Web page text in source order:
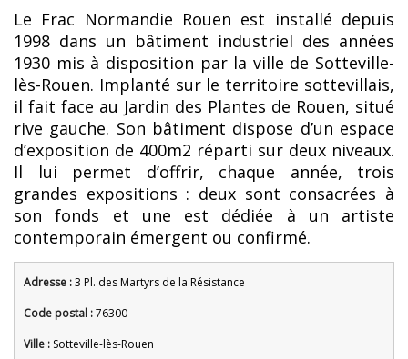
Le Frac Normandie Rouen est installé depuis
1998 dans un bâtiment industriel des années
1930 mis à disposition par la ville de Sotteville-
lès-Rouen. Implanté sur le territoire sottevillais,
il fait face au Jardin des Plantes de Rouen, situé
rive gauche. Son bâtiment dispose d’un espace
d’exposition de 400m2 réparti sur deux niveaux.
Il lui permet d’offrir, chaque année, trois
grandes expositions : deux sont consacrées à
son fonds et une est dédiée à un artiste
contemporain émergent ou confirmé.
Adresse :3 Pl. des Martyrs de la Résistance
Code postal :76300
Ville : Sotteville-lès-Rouen